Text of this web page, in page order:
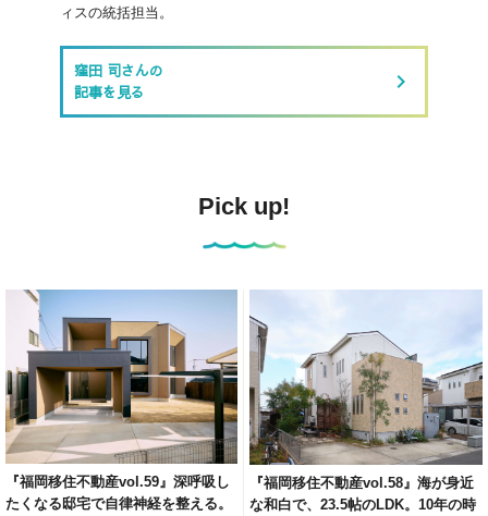
ィスの統括担当。
窪田 司さんの
記事を見る
keyboard_arrow_right
Pick up!
『福岡移住不動産vol.59』深呼吸し
たくなる邸宅で自律神経を整える。
『福岡移住不動産vol.58』海が身近
な和白で、23.5帖のLDK。10年の時